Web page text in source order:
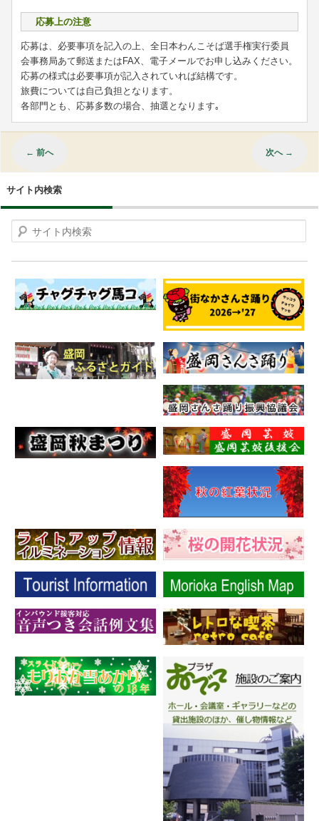
応募上の注意
応募は、必要事項を記入の上、全日本わんこそば選手権実行委員
会事務局あて郵送またはFAX、電子メールでお申し込みください。
応募の様式は必要事項が記入されていれば結構です。
旅費については自己負担となります。
各部門とも、応募多数の場合、抽選となります｡
← 前へ 次へ →
サイト内検索
Search